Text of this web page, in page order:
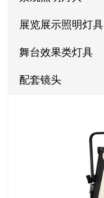
展览展示照明灯具
舞台效果类灯具
配套镜头